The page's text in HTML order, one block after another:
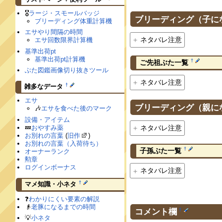
ブリーディング（子に
ネタバレ注意
ご先祖ぶた一覧 †
ネタバレ注意
ブリーディング（親に
ネタバレ注意
子孫ぶた一覧 †
ネタバレ注意
コメント欄 †
🎖ラージ・スモールバッジ
ブリーディング体重計算機
エサやり間隔の時間
エサ回数限界計算機
基準出荷pt
基準出荷pt計算機
ぶた図鑑画像切り抜きツール
雑多なデータ †
エサ
🎶エサを食べた後のマーク
設備・アイテム
💤おやすみ薬
お別れの言葉 (旧作
)
お別れの言葉（入荷待ち）
オーナーランク
勲章
ログインボーナス
マメ知識・小ネタ †
❓わかりにくい要素の解説
👴老豚になるまでの時間
💡小ネタ